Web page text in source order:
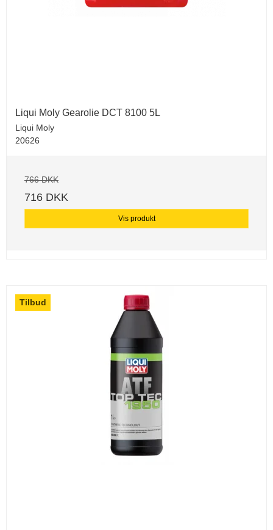
Liqui Moly Gearolie DCT 8100 5L
Liqui Moly
20626
766 DKK
716 DKK
Vis produkt
Tilbud